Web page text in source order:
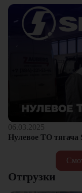
06.03.2025
Нулевое ТО
Отгрузки